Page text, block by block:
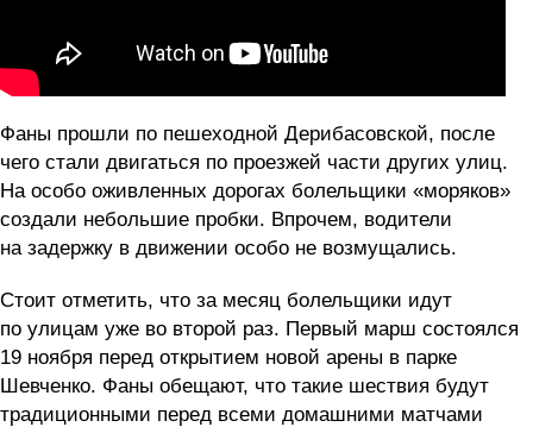
Фаны прошли по пешеходной Дерибасовской, после
чего стали двигаться по проезжей части других улиц.
На особо оживленных дорогах болельщики «моряков»
создали небольшие пробки. Впрочем, водители
на задержку в движении особо не возмущались.
Стоит отметить, что за месяц болельщики идут
по улицам уже во второй раз. Первый марш состоялся
19 ноября перед открытием новой арены в парке
Шевченко. Фаны обещают, что такие шествия будут
традиционными перед всеми домашними матчами